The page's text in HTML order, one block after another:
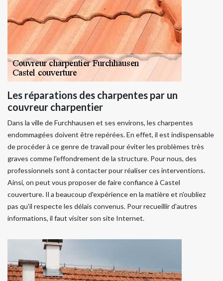
Les réparations des charpentes par un
couvreur charpentier
Dans la ville de Furchhausen et ses environs, les charpentes
endommagées doivent être repérées. En effet, il est indispensable
de procéder à ce genre de travail pour éviter les problèmes très
graves comme l'effondrement de la structure. Pour nous, des
professionnels sont à contacter pour réaliser ces interventions.
Ainsi, on peut vous proposer de faire confiance à Castel
couverture. Il a beaucoup d'expérience en la matière et n'oubliez
pas qu'il respecte les délais convenus. Pour recueillir d'autres
informations, il faut visiter son site Internet.